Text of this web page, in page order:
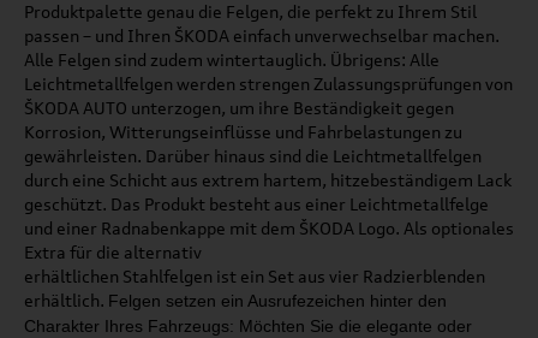
Produktpalette genau die Felgen, die perfekt zu Ihrem Stil
passen – und Ihren ŠKODA einfach unverwechselbar machen.
Alle Felgen sind zudem wintertauglich. Übrigens: Alle
Leichtmetallfelgen werden strengen Zulassungsprüfungen von
ŠKODA AUTO unterzogen, um ihre Beständigkeit gegen
Korrosion, Witterungseinflüsse und Fahrbelastungen zu
gewährleisten. Darüber hinaus sind die Leichtmetallfelgen
durch eine Schicht aus extrem hartem, hitzebeständigem Lack
geschützt. Das Produkt besteht aus einer Leichtmetallfelge
und einer Radnabenkappe mit dem ŠKODA Logo. Als optionales
Extra für die alternativ
erhältlichen Stahlfelgen ist ein Set aus vier Radzierblenden
erhältlich. Felgen setzen ein Ausrufezeichen hinter den
Charakter Ihres Fahrzeugs: Möchten Sie die elegante oder